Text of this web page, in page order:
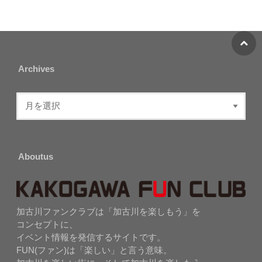
Archives
Aboutus
加古川ファンクラブは「加古川を楽しもう」を
コンセプトに、
イベント情報を発信するサイトです。
FUN(ファン)は「楽しい」と言う意味。